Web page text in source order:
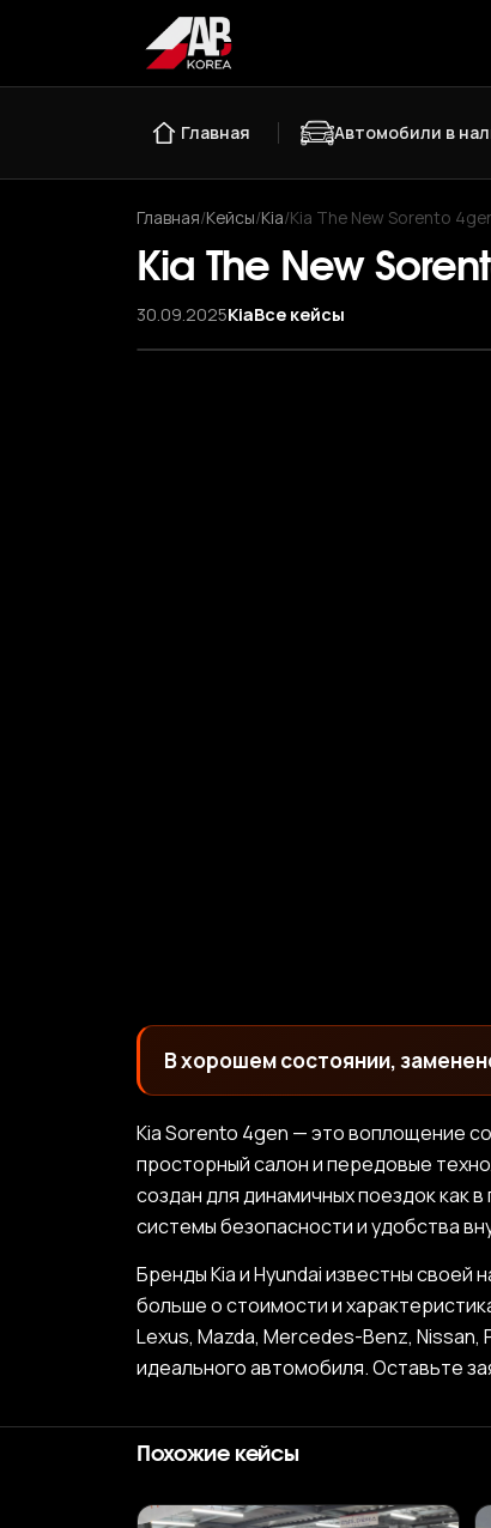
Главная Автомобили в
Главная/Кейсы/Kia/Kia The New Sorento
Kia The New
30.09.2025KiaВсе кейсы
‹
В хорошем состоянии,
Kia Sorento 4gen — это воплощение
просторный салон и передовые
создан для динамичных поездок как
системы безопасности и удобства
Бренды Kia и Hyundai известны
больше о стоимости и
Lexus, Mazda, Mercedes-Benz,
идеального автомобиля. Оставьте
Похожие кейсы